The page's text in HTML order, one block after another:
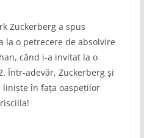
Zuckerberg a spus
la o petrecere de absolvire
când i-a invitat la o
Într-adevăr, Zuckerberg și
liniște în fața oaspetilor